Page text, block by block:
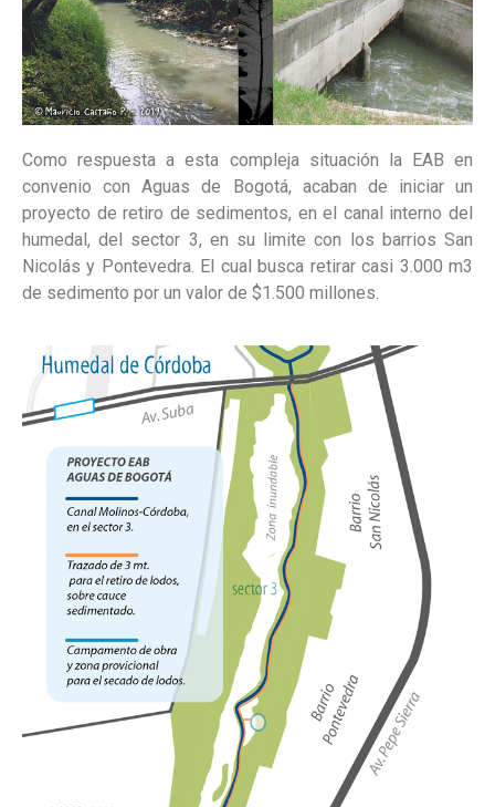
Como respuesta a esta compleja situación la EAB en
convenio con Aguas de Bogotá, acaban de iniciar un
proyecto de retiro de sedimentos, en el canal interno del
humedal, del sector 3, en su limite con los barrios San
Nicolás y Pontevedra. El cual busca retirar casi 3.000 m3
de sedimento por un valor de $1.500 millones.